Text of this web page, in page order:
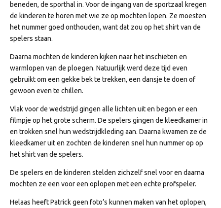
beneden, de sporthal in. Voor de ingang van de sportzaal kregen
de kinderen te horen met wie ze op mochten lopen. Ze moesten
het nummer goed onthouden, want dat zou op het shirt van de
spelers staan.
Daarna mochten de kinderen kijken naar het inschieten en
warmlopen van de ploegen. Natuurlijk werd deze tijd even
gebruikt om een gekke bek te trekken, een dansje te doen of
gewoon even te chillen.
Vlak voor de wedstrijd gingen alle lichten uit en begon er een
filmpje op het grote scherm. De spelers gingen de kleedkamer in
en trokken snel hun wedstrijdkleding aan. Daarna kwamen ze de
kleedkamer uit en zochten de kinderen snel hun nummer op op
het shirt van de spelers.
De spelers en de kinderen stelden zichzelf snel voor en daarna
mochten ze een voor een oplopen met een echte profspeler.
Helaas heeft Patrick geen foto’s kunnen maken van het oplopen,